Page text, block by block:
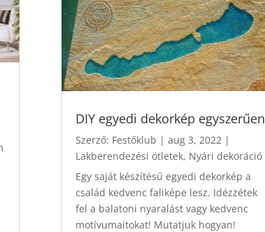
DIY egyedi dekorkép egyszerűen
Szerző: Festőklub | aug 3, 2022 |
Lakberendezési ötletek, Nyári dekoráció
Egy saját készítésű egyedi dekorkép a
család kedvenc faliképe lesz. Idézzétek
fel a balatoni nyaralást vagy kedvenc
motívumaitokat! Mutatjuk hogyan!